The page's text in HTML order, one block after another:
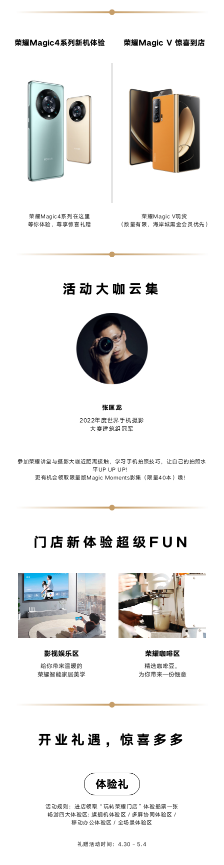
荣耀Magic4系列新机体验
荣耀Magic4系列在这里
等你体验，尊享惊喜礼赠
荣耀Magic V 惊喜到店
荣耀Magic V现货
（数量有限，海岸城黑金会员优先）
活动大咖云集
张匡龙
2022年度世界手机摄影
大赛建筑组冠军
參加荣耀讲堂与摄影大咖近距离接触，学习手机拍照技巧，让自己的拍照水
平UP UP UP！
更有机会领取限量版Magic Moments影集（限量40本）哦！
门店新体验超级FUN
影视娱乐区
给你带来温暖的
荣耀智能家居美学
荣耀咖啡区
精选咖啡豆，
为你带来一份惬意
开业礼遇，惊喜多多
体验礼
活动规则：进店领取“玩转荣耀门店”体验船票一张
畅游四大体验区: 旗舰机体验区 / 多屏协同体验区 /
移动办公体验区 / 全场景体验区
礼赠活动时间：4.30 - 5.4